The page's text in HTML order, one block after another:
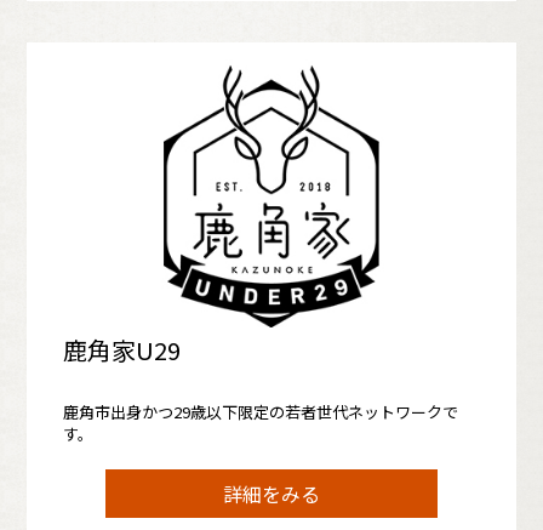
鹿角家U29
鹿角市出身かつ29歳以下限定の若者世代ネットワークで
す。
詳細をみる